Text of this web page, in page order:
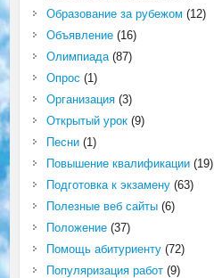
Образование за рубежом (12)
Объявление(16)
Олимпиада(87)
Опрос (1)
Организация(3)
Открытый урок(9)
Песни(1)
Повышение квалификации(19)
Подготовка к экзамену(63)
Полезные веб сайты(6)
Положение(37)
Помощь абитуриенту(72)
Популяризация работ(9)